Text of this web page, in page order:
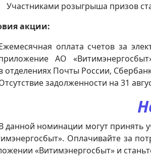
розыгрыша призов
акции:
оплата счетов за
АО
отделениях Почты России,
задолженности на 31
номинации могут принять
Оплачивайте за
«Витимэнергосбыт» и